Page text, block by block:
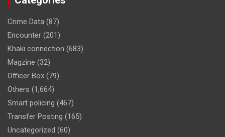
Crime Data (87)
Encounter (201)
Khaki connection (683)
Magzine (32)
Officer Box (79)
Others (1,664)
Smart policing (467)
Transfer Posting (165)
Uncategorized (60)